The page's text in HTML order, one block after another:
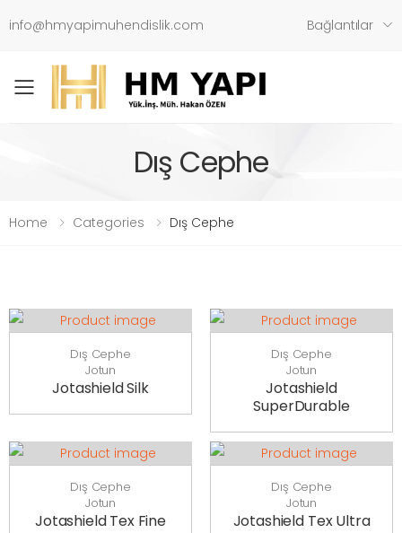
info@hmyapimuhendislik.com Bağlantılar
Toggle mobile menu
Dış Cephe
Home Categories Dış Cephe
Dış Cephe
Jotun
Jotashield Silk
Dış Cephe
Jotun
Jotashield
SuperDurable
Dış Cephe
Jotun
Jotashield Tex Fine
Dış Cephe
Jotun
Jotashield Tex Ultra